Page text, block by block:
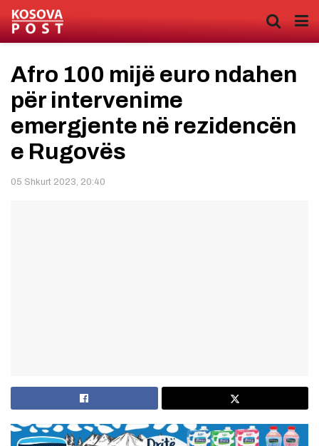
Afro 100 mijë euro ndahen
për intervenime
emergjente në rezidencën
e Rugovës
05 Shkurt 2023, 20:40